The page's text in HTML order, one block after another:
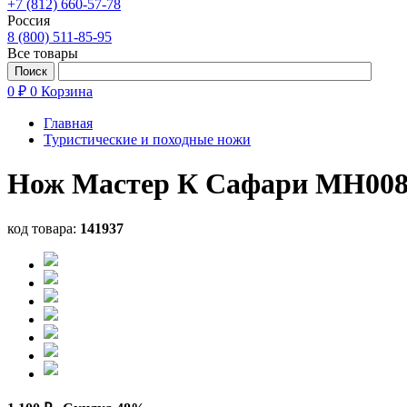
+7 (812) 660-57-78
Россия
8 (800) 511-85-95
Все товары
0 ₽ 0 Корзина
Главная
Туристические и походные ножи
Нож Мастер К Сафари
код товара: 141937